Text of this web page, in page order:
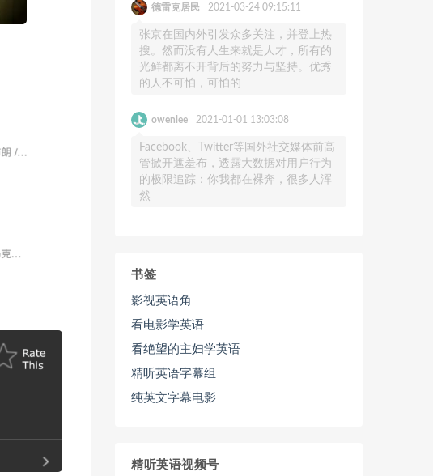
德雷克居民 2021-03-24 09:15:11
张京在国内外引发众多关注，并登上热
搜。然而没有人生来就是人才，所有的
光鲜都离不开背后的努力与坚持。优秀
的人不可怕，可怕的
owenlee 2021-01-01 13:03:08
Facebook、Twitter等国外社交媒体前高
管掀开遮羞布，透露大数据对用户行为
的极限追踪：你我都在裸奔，很多人浑
然
书签
影视英语角
看电影学英语
看绝望的主妇学英语
精听英语字幕组
纯英文字幕电影
精听英语视频号